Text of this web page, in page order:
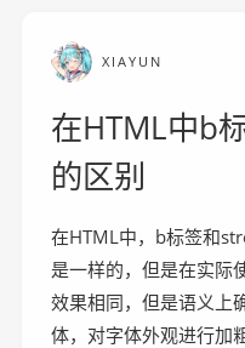
XIAYUN
在HTML中b
的区别
在HTML中，b标签和
是一样的，但是在实际
效果相同，但是语义上
体，对字体外观进行加